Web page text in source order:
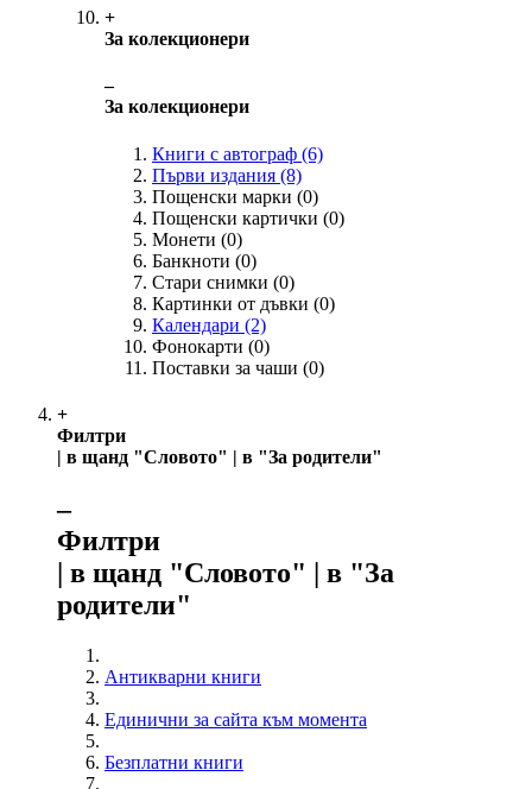
+
За колекционери
‒
За колекционери
Книги с автограф (6)
Първи издания (8)
Пощенски марки (0)
Пощенски картички (0)
Монети (0)
Банкноти (0)
Стари снимки (0)
Картинки от дъвки (0)
Календари (2)
Фонокарти (0)
Поставки за чаши (0)
+
Филтри
| в щанд "Словото" | в "За родители"
‒
Филтри
| в щанд "Словото" | в "За
родители"
Антикварни книги
Единични за сайта към момента
Безплатни книги